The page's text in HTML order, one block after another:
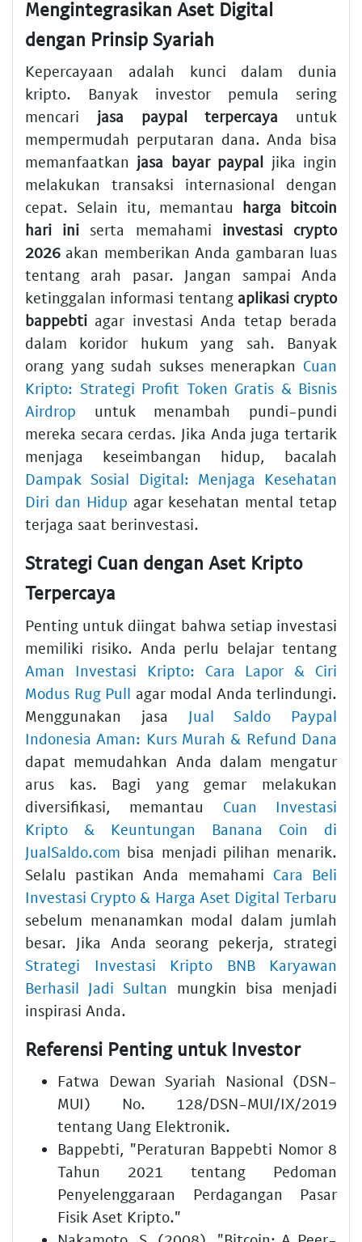
Mengintegrasikan Aset Digital
dengan Prinsip Syariah
Kepercayaan adalah kunci dalam dunia
kripto. Banyak investor pemula sering
mencari jasa paypal terpercaya untuk
mempermudah perputaran dana. Anda bisa
memanfaatkan jasa bayar paypal jika ingin
melakukan transaksi internasional dengan
cepat. Selain itu, memantau harga bitcoin
hari ini serta memahami investasi crypto
2026 akan memberikan Anda gambaran luas
tentang arah pasar. Jangan sampai Anda
ketinggalan informasi tentang aplikasi crypto
bappebti agar investasi Anda tetap berada
dalam koridor hukum yang sah. Banyak
orang yang sudah sukses menerapkan Cuan
Kripto: Strategi Profit Token Gratis & Bisnis
Airdrop untuk menambah pundi-pundi
mereka secara cerdas. Jika Anda juga tertarik
menjaga keseimbangan hidup, bacalah
Dampak Sosial Digital: Menjaga Kesehatan
Diri dan Hidup agar kesehatan mental tetap
terjaga saat berinvestasi.
Strategi Cuan dengan Aset Kripto
Terpercaya
Penting untuk diingat bahwa setiap investasi
memiliki risiko. Anda perlu belajar tentang
Aman Investasi Kripto: Cara Lapor & Ciri
Modus Rug Pull agar modal Anda terlindungi.
Menggunakan jasa Jual Saldo Paypal
Indonesia Aman: Kurs Murah & Refund Dana
dapat memudahkan Anda dalam mengatur
arus kas. Bagi yang gemar melakukan
diversifikasi, memantau Cuan Investasi
Kripto & Keuntungan Banana Coin di
JualSaldo.com bisa menjadi pilihan menarik.
Selalu pastikan Anda memahami Cara Beli
Investasi Crypto & Harga Aset Digital Terbaru
sebelum menanamkan modal dalam jumlah
besar. Jika Anda seorang pekerja, strategi
Strategi Investasi Kripto BNB Karyawan
Berhasil Jadi Sultan
mungkin bisa menjadi
inspirasi Anda.
Referensi Penting untuk Investor
Fatwa Dewan Syariah Nasional (DSN-
MUI) No. 128/DSN-MUI/IX/2019
tentang Uang Elektronik.
Bappebti, "Peraturan Bappebti Nomor 8
Tahun 2021 tentang Pedoman
Penyelenggaraan Perdagangan Pasar
Fisik Aset Kripto."